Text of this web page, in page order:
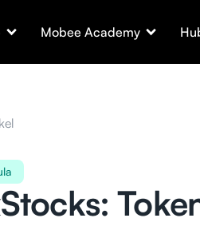
Mobee Academy